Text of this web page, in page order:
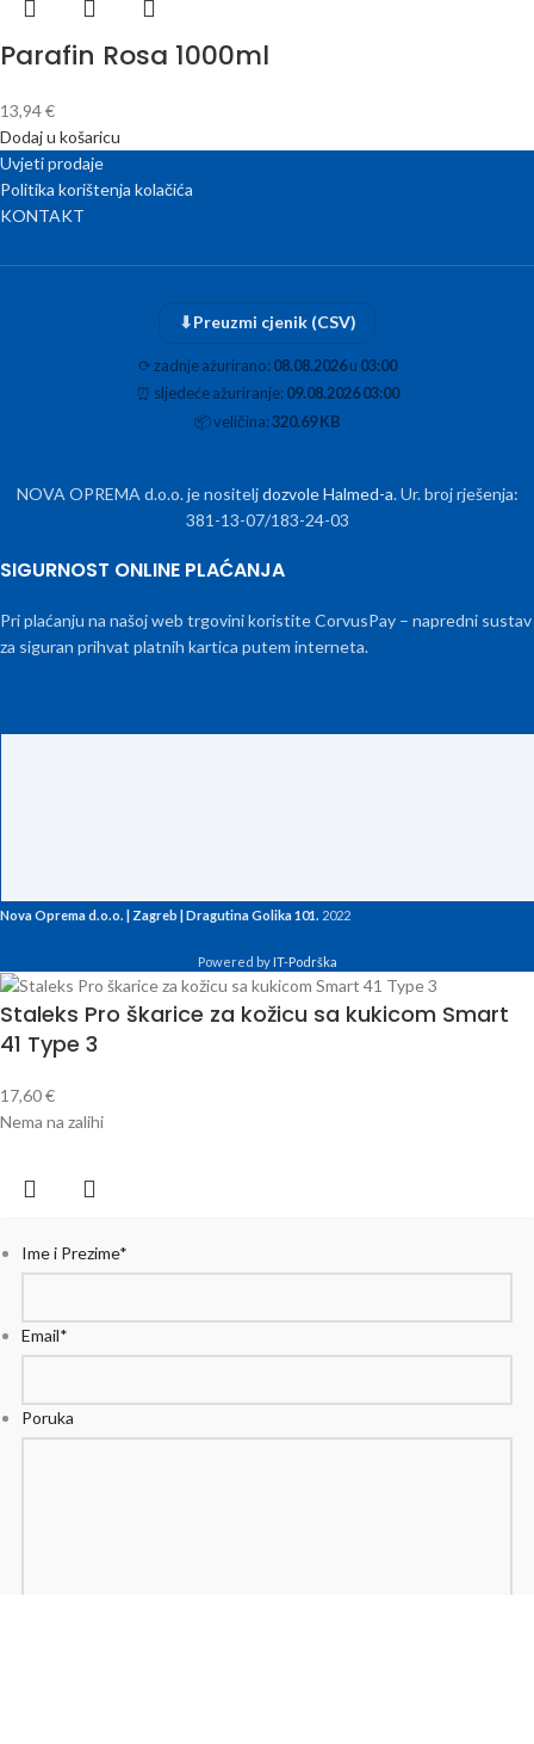
Parafin Rosa 1000ml
13,94€
Dodaj u košaricu
Uvjeti prodaje
Politika korištenja kolačića
KONTAKT
⬇Preuzmi cjenik (CSV)
⟳zadnje ažurirano:08.08.2026u 03:00
⏰ sljedeće ažuriranje:09.08.2026 03:00
📦veličina:320.69 KB
NOVA OPREMA d.o.o. je nositeljdozvole Halmed-a. Ur. broj rješenja:
381-13-07/183-24-03
SIGURNOST ONLINE PLAĆANJA
Pri plaćanju na našoj web trgovini koristite CorvusPay – napredni sustav
za siguran prihvat platnih kartica putem interneta.
Nova Oprema d.o.o. | Zagreb | Dragutina Golika 101. 2022
Powered byIT-Podrška
Staleks Pro škarice za kožicu sa kukicom Smart
41 Type 3
17,60€
Nema na zalihi
Ime i Prezime*
Email*
Poruka